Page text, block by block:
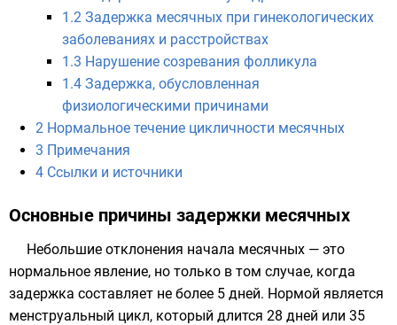
1.2 Задержка месячных при гинекологических
заболеваниях и расстройствах
1.3 Нарушение созревания фолликула
1.4 Задержка, обусловленная
физиологическими причинами
2 Нормальное течение цикличности месячных
3 Примечания
4 Ссылки и источники
Основные причины задержки месячных
Небольшие отклонения начала месячных — это
нормальное явление, но только в том случае, когда
задержка составляет не более 5 дней. Нормой является
менструальный цикл, который длится 28 дней или 35